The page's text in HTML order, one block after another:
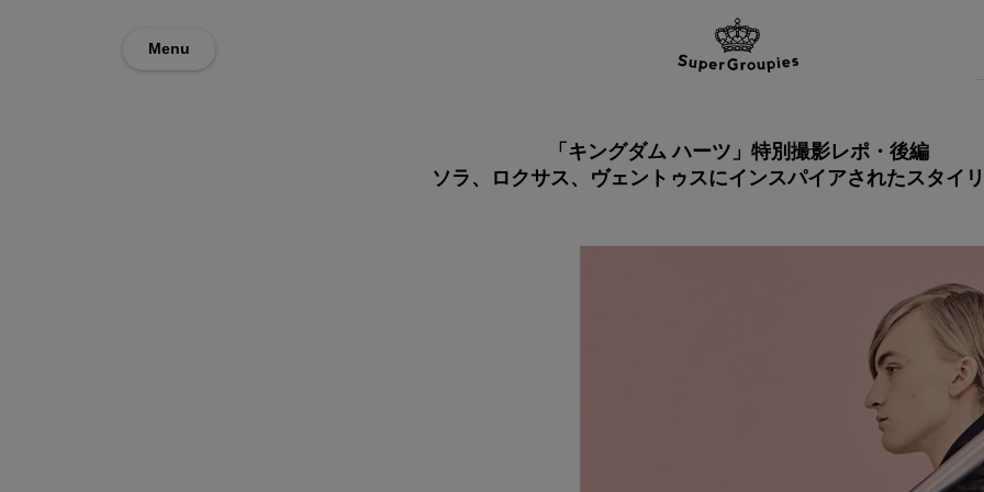
Menu
「キングダム ハーツ」特別撮影レポ・後編
ソラ、ロクサス、ヴェントゥスにインスパイアされたスタイ